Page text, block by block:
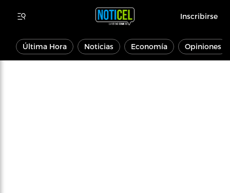
Inscribirse
Última Hora Noticias Economía Opiniones